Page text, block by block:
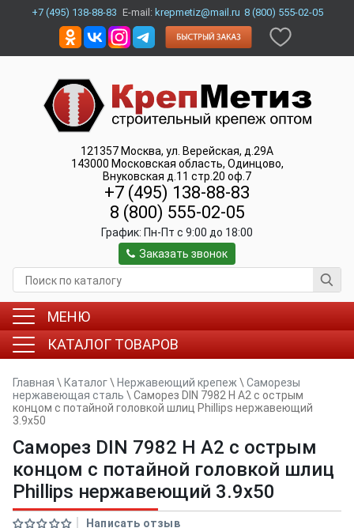
+7 (495) 138-88-83 E-mail: krepmetiz@mail.ru 8 (800) 555-02-05
121357 Москва, ул. Верейская, д.29А
143000 Московская область, Одинцово,
Внуковская д.11 стр.20 оф.7
+7 (495) 138-88-83
8 (800) 555-02-05
График: Пн-Пт c 9:00 до 18:00
Заказать звонок
МЕНЮ
КАТАЛОГ ТОВАРОВ
Главная \ Каталог\ Нержавеющий крепеж \ Саморезы
нержавеющая сталь \ Саморез DIN 7982 H A2 с острым
концом с потайной головкой шлиц Phillips нержавеющий
3.9x50
Саморез DIN 7982 H A2 с острым
концом с потайной головкой шлиц
Phillips нержавеющий 3.9x50
Написать отзыв